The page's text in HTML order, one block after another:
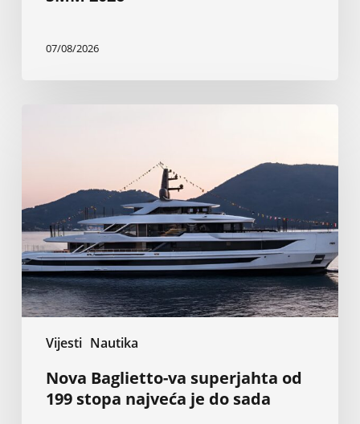
07/08/2026
Vijesti Nautika
199
stopa
najveća
je
do
sada
Nova Baglietto-va superjahta od
199 stopa najveća je do sada